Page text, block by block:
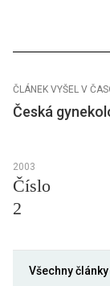
ČLÁNEK VYŠEL V
Česká
2003
Číslo
2
Všechny